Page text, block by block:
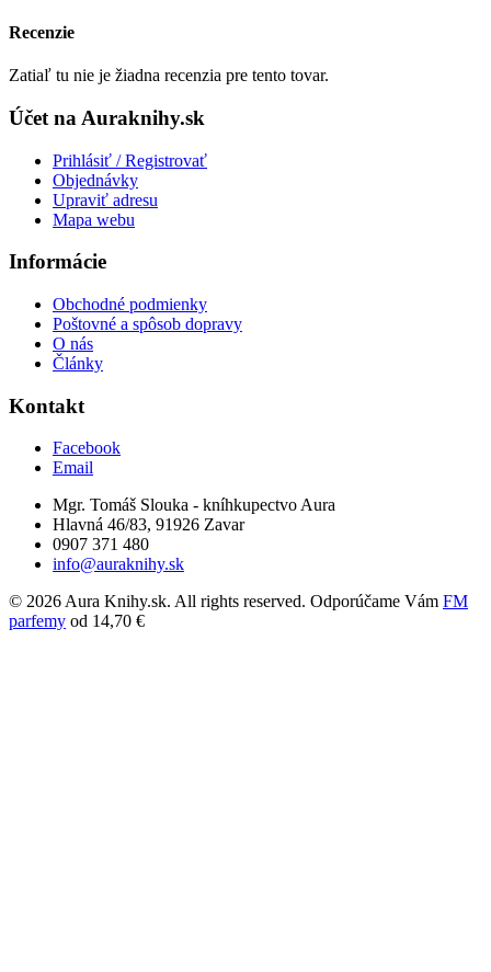
Recenzie
Zatiaľ tu nie je žiadna recenzia pre tento tovar.
Účet na Auraknihy.sk
Prihlásiť / Registrovať
Objednávky
Upraviť adresu
Mapa webu
Informácie
Obchodné podmienky
Poštovné a spôsob dopravy
O nás
Články
Kontakt
Facebook
Email
Mgr. Tomáš Slouka - kníhkupectvo Aura
Hlavná 46/83, 91926 Zavar
0907 371 480
info@auraknihy.sk
© 2026 Aura Knihy.sk. All rights reserved. Odporúčame Vám FM
parfemy od 14,70 €